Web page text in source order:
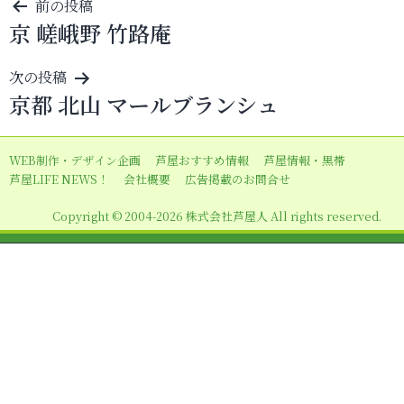
投
稿
ナ
ビ
ゲ
ー
シ
ン
前の投稿
京 嵯峨野 竹路庵
次の投稿
京都 北山 マールブランシュ
WEB制作・デザイン企画 芦屋おすすめ情報
芦屋情報・黒帯
芦屋LIFE NEWS！
会社概要 広告掲載のお問合せ
Copyright © 2004-2026 株式会社芦屋人 All rights reserved.